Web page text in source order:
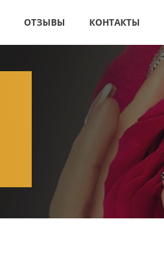
ОТЗЫВЫ КОНТАКТЫ